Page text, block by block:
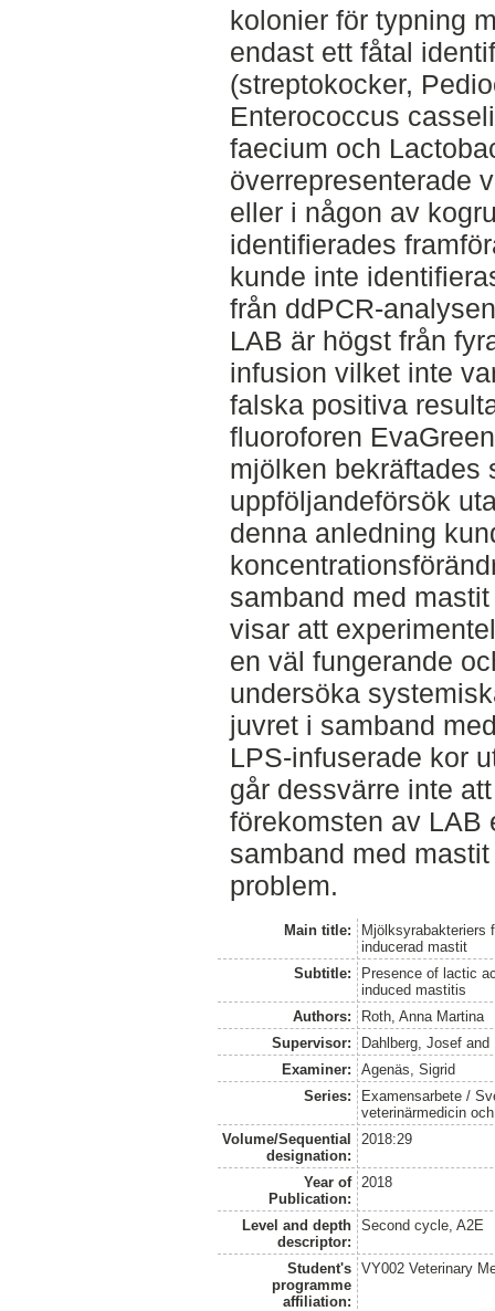
kolonier för typning
endast ett fåtal
(streptokocker,
Enterococcus
faecium och
överrepresenterade
eller i någon av
identifierades
kunde inte
från ddPCR-
LAB är högst från
infusion vilket inte
falska positiva
fluoroforen
mjölken bekräftades
uppföljandeförsök
denna anledning
samband med
visar att
en väl fungerande
undersöka
juvret i samband
LPS-infuserade kor
går dessvärre inte
förekomsten av LAB
samband med
problem.
Main title:
Mjölksyrabakteriers
inducerad mastit
Subtitle:
Presence of lactic
induced mastitis
Authors:
Roth, Anna Martina
Supervisor:
Dahlberg, Josef and
Examiner:
Agenäs, Sigrid
Series:
Examensarbete /
veterinärmedicin
Volume/Sequential
designation:
2018:29
Year of
Publication:
2018
Level and depth
descriptor:
Second cycle, A2E
Student's
programme
affiliation:
VY002 Veterinary